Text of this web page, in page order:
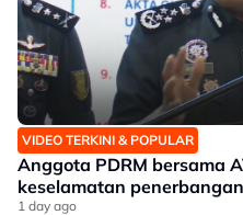
VIDEO TERKINI & POPULAR
Anggota PDRM bersama
keselamatan penerbangan
1 day ago